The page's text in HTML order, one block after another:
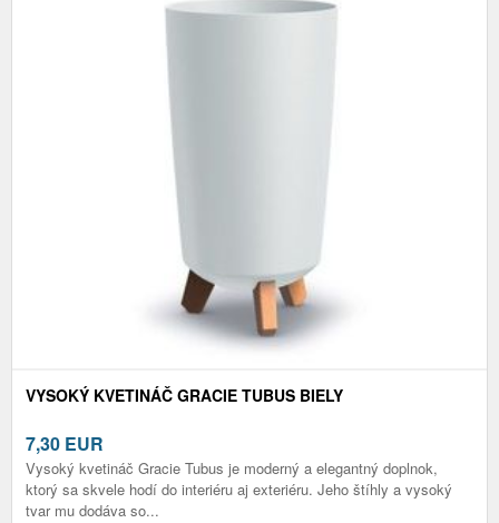
VYSOKÝ KVETINÁČ GRACIE TUBUS BIELY
7,30 EUR
Vysoký kvetináč Gracie Tubus je moderný a elegantný doplnok,
ktorý sa skvele hodí do interiéru aj exteriéru. Jeho štíhly a vysoký
tvar mu dodáva so...